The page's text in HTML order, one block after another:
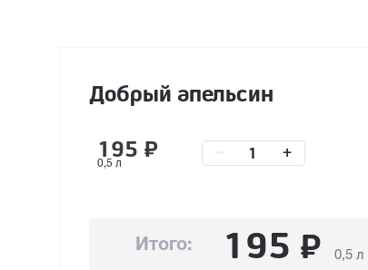
Добрый апельсин
195 ₽
0,5 л
+
Итого: 195 ₽ 0,5 л